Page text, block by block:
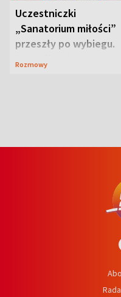
Uczestniczki
„Sanatorium miłości”
przeszły po wybiegu.
Te stylizacje
Rozmowy